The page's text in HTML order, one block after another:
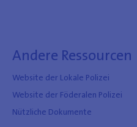
Andere Ressourcen
Website der Lokale Polizei
Website der Föderalen Polizei
Nützliche Dokumente